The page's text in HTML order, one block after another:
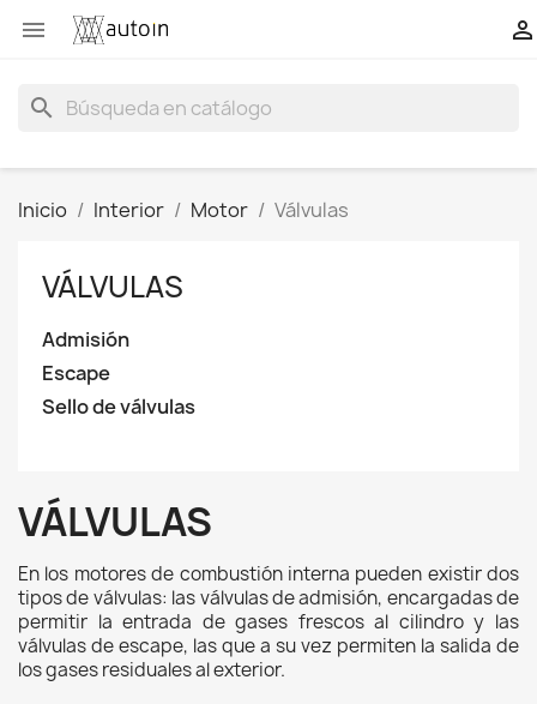
 
search
Inicio Interior Motor Válvulas
VÁLVULAS
Admisión
Escape
Sello de válvulas
VÁLVULAS
En los motores de combustión interna pueden existir dos
tipos de válvulas: las válvulas de admisión, encargadas de
permitir la entrada de gases frescos al cilindro y las
válvulas de escape, las que a su vez permiten la salida de
los gases residuales al exterior.